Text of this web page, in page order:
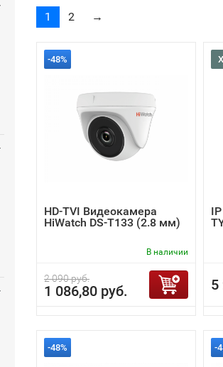
1 2 →
-48%
HD-TVI Видеокамера
HiWatch DS-T133 (2.8 мм)
В наличии
2 090 руб.
1 086,80 руб. 5
-48% -